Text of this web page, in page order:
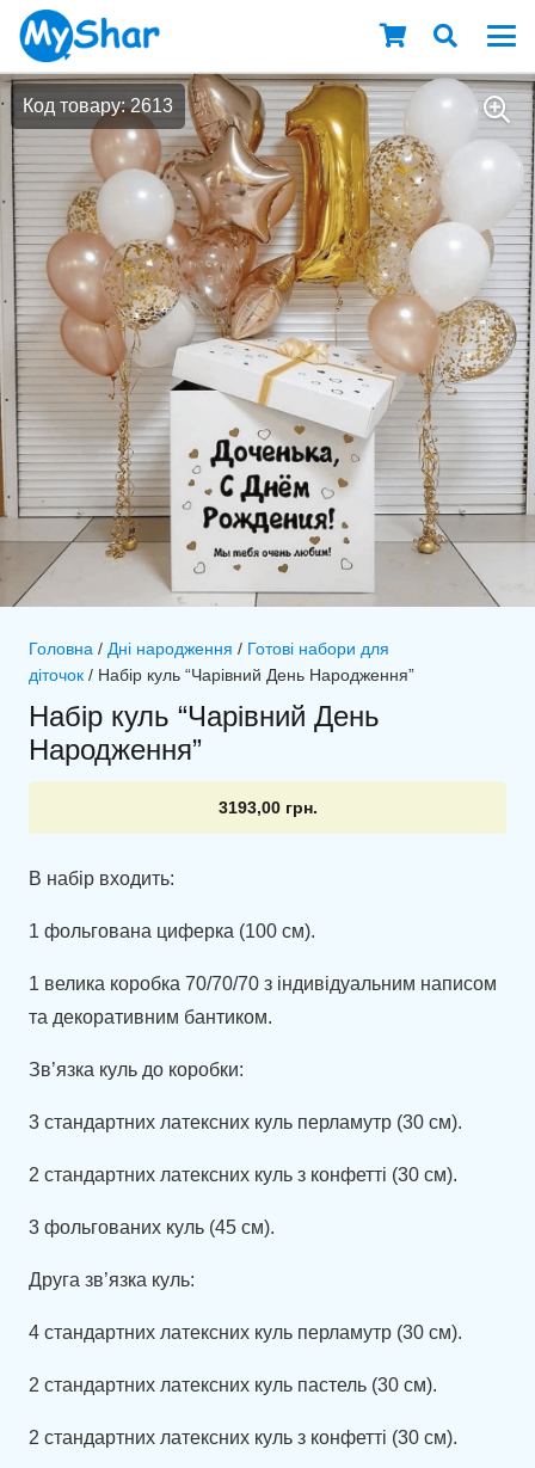
Код товару: 2613
Головна / Дні народження / Готові набори для
діточок / Набір куль “Чарівний День Народження”
Набір куль “Чарівний День
Народження”
3193,00 грн.
В набір входить:
1 фольгована циферка (100 см).
1 велика коробка 70/70/70 з індивідуальним написом
та декоративним бантиком.
Зв’язка куль до коробки:
3 стандартних латексних куль перламутр (30 см).
2 стандартних латексних куль з конфетті (30 см).
3 фольгованих куль (45 см).
Друга зв’язка куль:
4 стандартних латексних куль перламутр (30 см).
2 стандартних латексних куль пастель (30 см).
2 стандартних латексних куль з конфетті (30 см).